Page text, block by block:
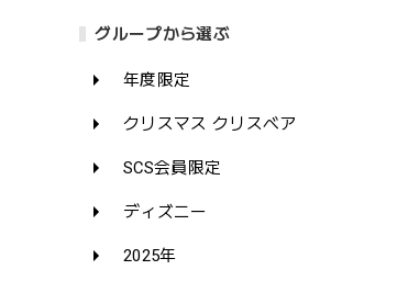
グループから選ぶ
年度限定
クリスマス クリスベア
SCS会員限定
ディズニー
2025年